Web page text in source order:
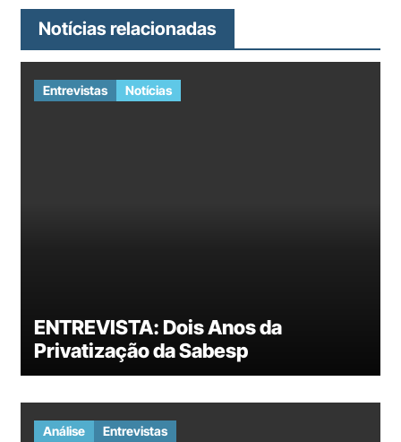
Notícias relacionadas
Entrevistas Notícias
ENTREVISTA: Dois Anos da
Privatização da Sabesp
Análise Entrevistas